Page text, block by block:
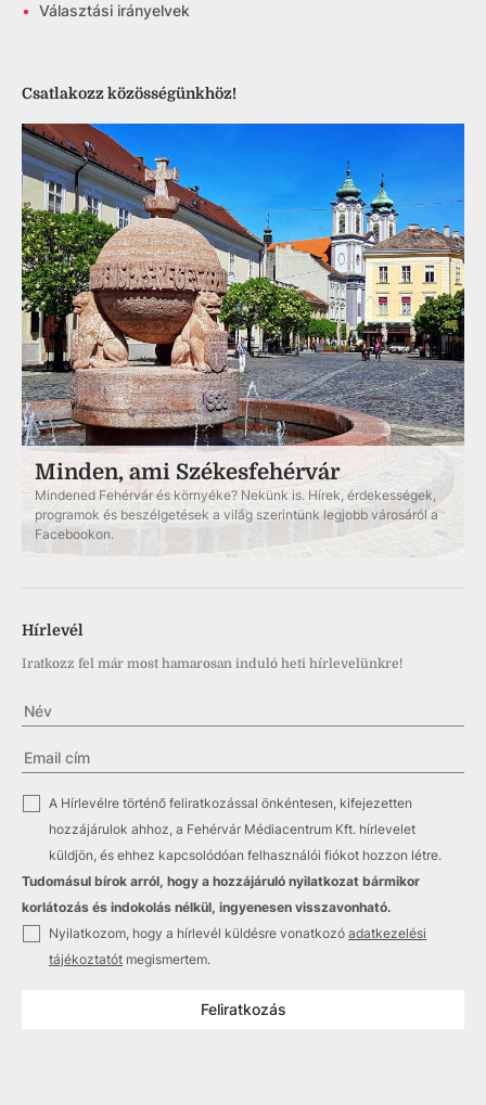
• Választási irányelvek
Csatlakozz közösségünkhöz!
Minden, ami Székesfehérvár
Mindened Fehérvár és környéke? Nekünk is. Hírek, érdekességek,
programok és beszélgetések a világ szerintünk legjobb városáról a
Facebookon.
Hírlevél
Iratkozz fel már most hamarosan induló heti hírlevelünkre!
A Hírlevélre történő feliratkozással önkéntesen, kifejezetten
hozzájárulok ahhoz, a Fehérvár Médiacentrum Kft. hírlevelet
küldjön, és ehhez kapcsolódóan felhasználói fiókot hozzon létre.
Tudomásul bírok arról, hogy a hozzájáruló nyilatkozat bármikor
korlátozás és indokolás nélkül, ingyenesen visszavonható.
Nyilatkozom, hogy a hírlevél küldésre vonatkozó adatkezelési
tájékoztatót megismertem.
Feliratkozás